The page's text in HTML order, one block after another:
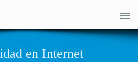
en Internet